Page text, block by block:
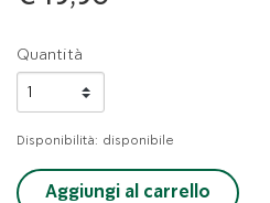
Quantità
Disponibilità: disponibile
Aggiungi al carrello